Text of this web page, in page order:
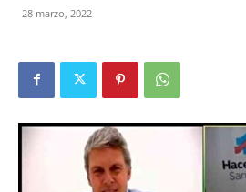
28 marzo, 2022